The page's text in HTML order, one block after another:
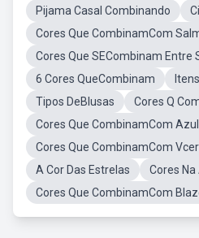
Pijama Casal Combinando
Cores Que CombinamCom
Cores Que SECombinam Entre
6 Cores QueCombinam
Tipos DeBlusas
Cores Q
Cores Que CombinamCom
Cores Que CombinamCom
A Cor Das Estrelas
Cores
Cores Que CombinamCom